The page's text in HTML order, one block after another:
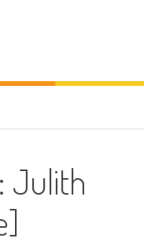
Julith